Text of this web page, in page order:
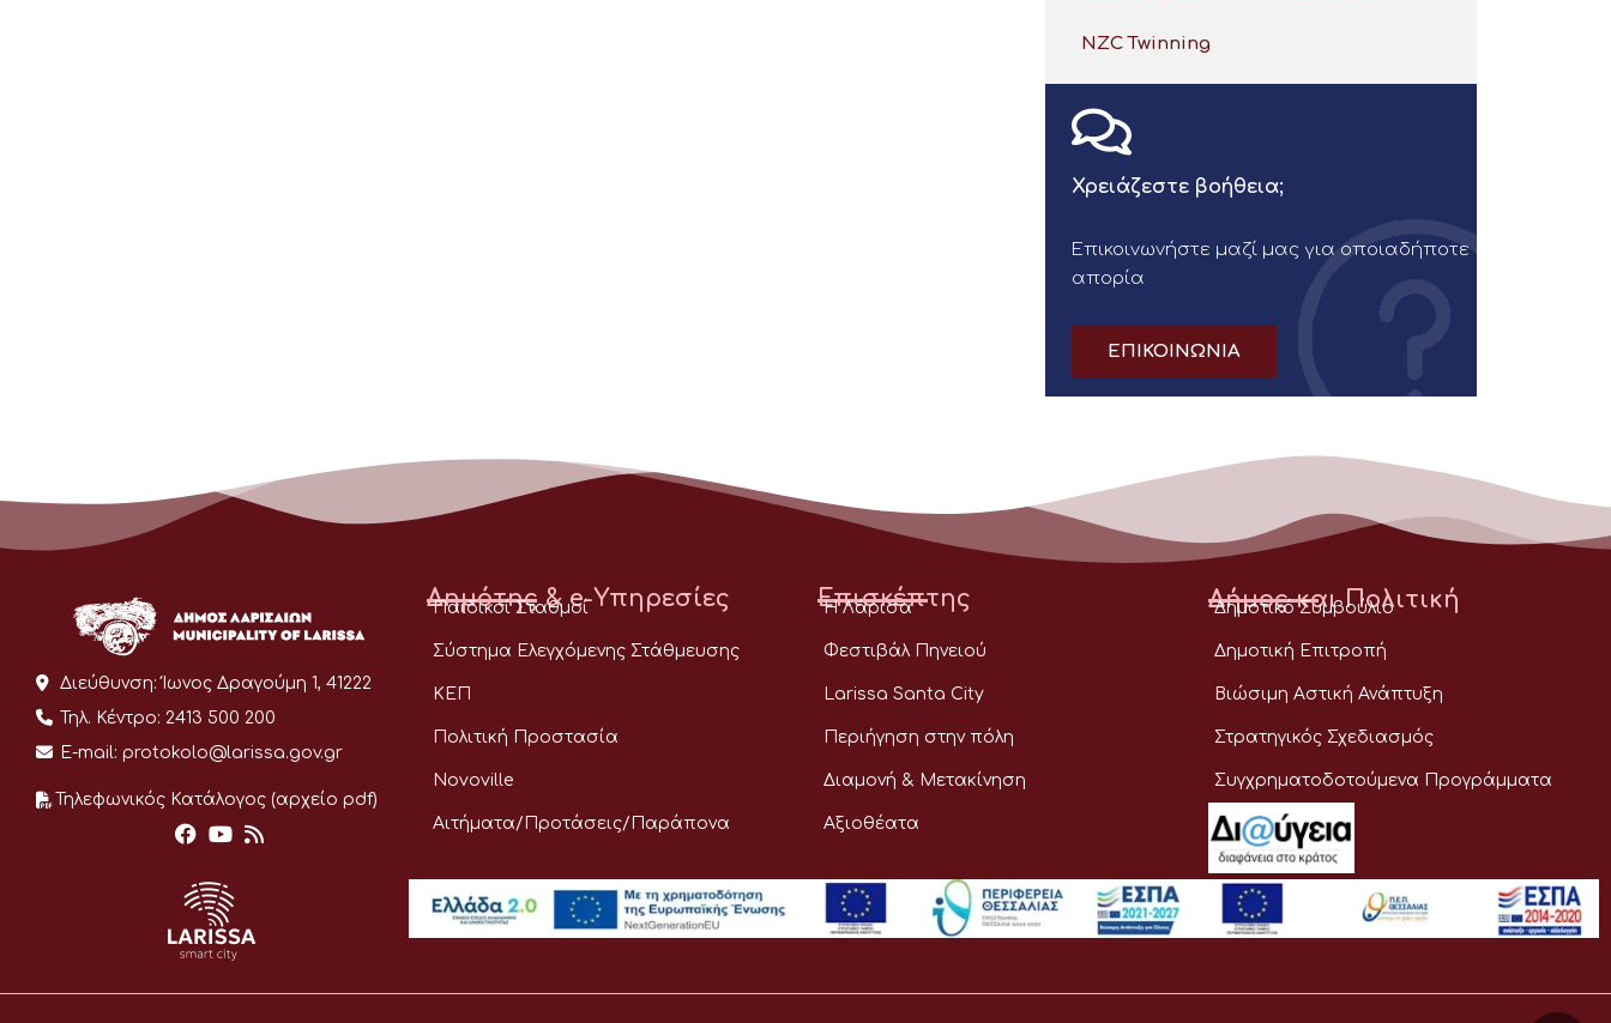
NZC Twinning
Χρειάζεστε βοήθεια;
Επικοινωνήστε μαζί μας για οποιαδήποτε
απορία
ΕΠΙΚΟΙΝΩΝΙΑ
Διεύθυνση: Ίωνος Δραγούμη 1, 41222
Τηλ. Κέντρο: 2413 500 200
E-mail: protokolo@larissa.gov.gr
Τηλεφωνικός Κατάλογος (αρχείο pdf)
Δημότης & e-Υπηρεσίες
Παιδικοί Σταθμοί
Σύστημα Ελεγχόμενης Στάθμευσης
ΚΕΠ
Πολιτική Προστασία
Novoville
Αιτήματα/Προτάσεις/Παράπονα
Επισκέπτης
Η Λάρισα
Φεστιβάλ Πηνειού
Larissa Santa City
Περιήγηση στην πόλη
Διαμονή & Μετακίνηση
Αξιοθέατα
Δήμος και Πολιτική
Δημοτικό Συμβούλιο
Δημοτική Επιτροπή
Βιώσιμη Αστική Ανάπτυξη
Στρατηγικός Σχεδιασμός
Συγχρηματοδοτούμενα Προγράμματα